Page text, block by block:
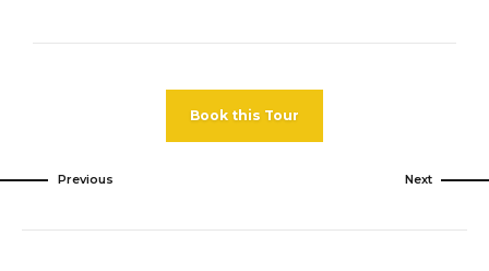
destinații:
Strasbourg
Besançon
Romania-R.Moldova–
sunt în
fiecareLunidupă
orarul:
Book this Tour
Previous Next